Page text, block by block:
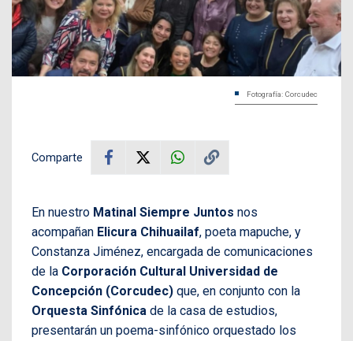
Fotografía: Corcudec
Comparte
En nuestro Matinal Siempre Juntos nos
acompañan Elicura Chihuailaf, poeta mapuche, y
Constanza Jiménez, encargada de comunicaciones
de la Corporación Cultural Universidad de
Concepción (Corcudec) que, en conjunto con la
Orquesta Sinfónica de la casa de estudios,
presentarán un poema-sinfónico orquestado los